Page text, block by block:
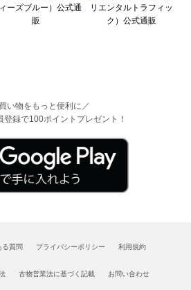
い物をもっと便利に／
登録で100ポイントプレゼント！
る質問 プライバシーポリシー 利用規約
古物営業法に基づく記載 お問い合わせ